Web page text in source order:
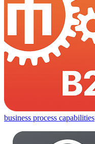
business process capabilities